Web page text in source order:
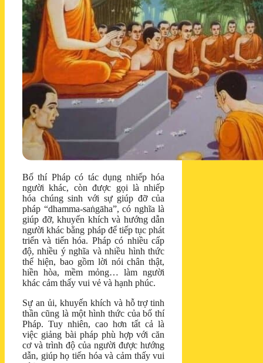
Bố thí Pháp có tác dụng nhiếp hóa
người khác, còn được gọi là nhiếp
hóa chúng sinh với sự giúp đỡ của
pháp “dhamma-saṅgāha”, có nghĩa là
giúp đỡ, khuyến khích và hướng dẫn
người khác bằng pháp để tiếp tục phát
triển và tiến hóa. Pháp có nhiều cấp
độ, nhiều ý nghĩa và nhiều hình thức
thể hiện, bao gồm lời nói chân thật,
hiền hòa, mềm mỏng… làm người
khác cảm thấy vui vẻ và hạnh phúc.
Sự an ủi, khuyến khích và hỗ trợ tinh
thần cũng là một hình thức của bố thí
Pháp. Tuy nhiên, cao hơn tất cả là
việc giảng bài pháp phù hợp với căn
cơ và trình độ của người được hướng
dẫn, giúp họ tiến hóa và cảm thấy vui